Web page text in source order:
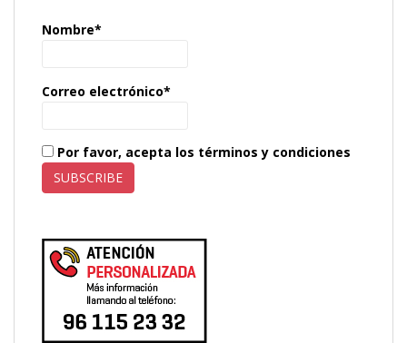
Nombre*
Correo electrónico*
Por favor, acepta los términos y condiciones